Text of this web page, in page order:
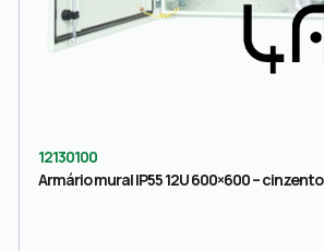
12130100
Armário mural IP55 12U 600×600 – cinzento